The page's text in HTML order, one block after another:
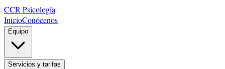
CCR Psicología
InicioConócenos
Equipo
Servicios y tarifas